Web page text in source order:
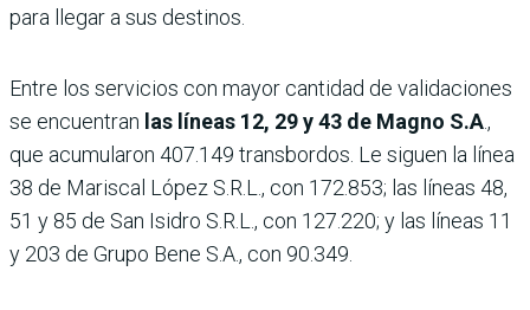
para llegar a sus destinos.
Entre los servicios con mayor cantidad de validaciones
se encuentran las líneas 12, 29 y 43 de Magno S.A.,
que acumularon 407.149 transbordos. Le siguen la línea
38 de Mariscal López S.R.L., con 172.853; las líneas 48,
51 y 85 de San Isidro S.R.L., con 127.220; y las líneas 11
y 203 de Grupo Bene S.A., con 90.349.